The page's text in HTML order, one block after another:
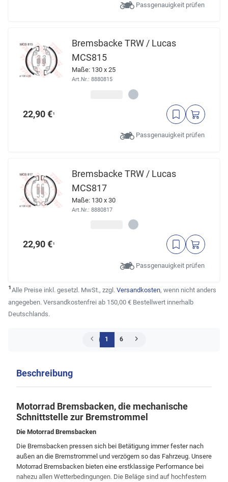
Passgenauigkeit prüfen
Bremsbacke TRW / Lucas
MCS815
Maße: 130 x 25
Art.Nr.: 8880815
22,90 €¹
Passgenauigkeit prüfen
Bremsbacke TRW / Lucas
MCS817
Maße: 130 x 30
Art.Nr.: 8880817
22,90 €¹
Passgenauigkeit prüfen
¹Alle Preise inkl. gesetzl. MwSt., zzgl. Versandkosten, wenn nicht anders
angegeben. Versandkostenfrei ab 150,00 € Bestellwert innerhalb
Deutschlands.
1 6
Beschreibung
Motorrad Bremsbacken, die mechanische
Schnittstelle zur Bremstrommel
Die Motorrad Bremsbacken
Die Bremsbacken pressen sich bei Betätigung immer fester nach
außen an die Bremstrommel und verzögern so das Fahrzeug. Unsere
Motorrad Bremsbacken bieten eine erstklassige Performance bei
nahezu allen Wetterbedingungen. Die Beläge sind auf hochfestem